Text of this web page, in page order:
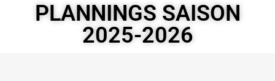
PLANNINGS SAISON
2025-2026